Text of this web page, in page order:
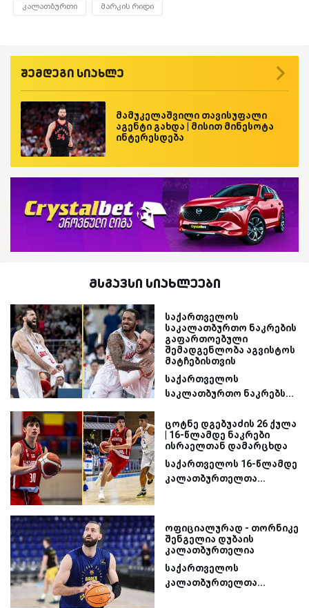
კალათბურთი მარკის რიდი
შემდეგი სიახლე
მამუკელაშვილი თავისუფალი
აგენტი გახდა | მისით მინესოტა
ინტერესდება
მსგავსი სიახლეები
საქართველოს
საკალათბურთო ნაკრების
გაფართოებული
შემადგენლობა აგვისტოს
მატჩებისთვის
საქართველოს
საკლათბურთო ნაკრებს...
ცოტნე დგებუაძის 26 ქულა
| 16-წლამდე ნაკრები
ისრაელთან დამარცხდა
საქართველოს 16-წლამდე
კალათბურთელთა...
ოფიციალურად - თორნიკე
შენგელია დუბაის
კალათბურთელია
საქართველოს
კალათბურთელთა...